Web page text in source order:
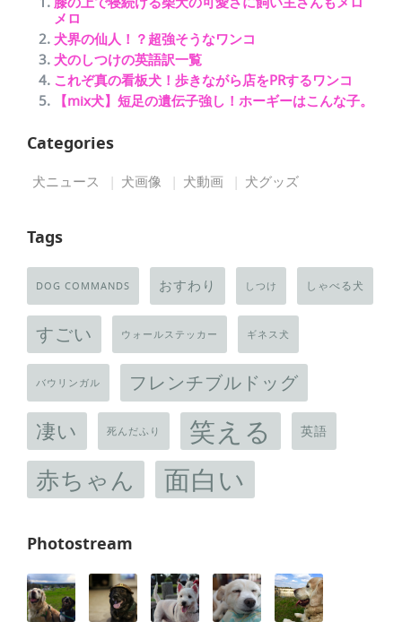
メロ
犬界の仙人！？超強そうなワンコ
犬のしつけの英語訳一覧
これぞ真の看板犬！歩きながら店をPRするワンコ
【mix犬】短足の遺伝子強し！ホーギーはこんな子。
Categories
犬ニュース 犬画像 犬動画 犬グッズ
Tags
DOG COMMANDS おすわり しつけ しゃべる犬
すごい ウォールステッカー ギネス犬
バウリンガル フレンチブルドッグ
凄い 死んだふり 笑える 英語
赤ちゃん 面白い
Photostream